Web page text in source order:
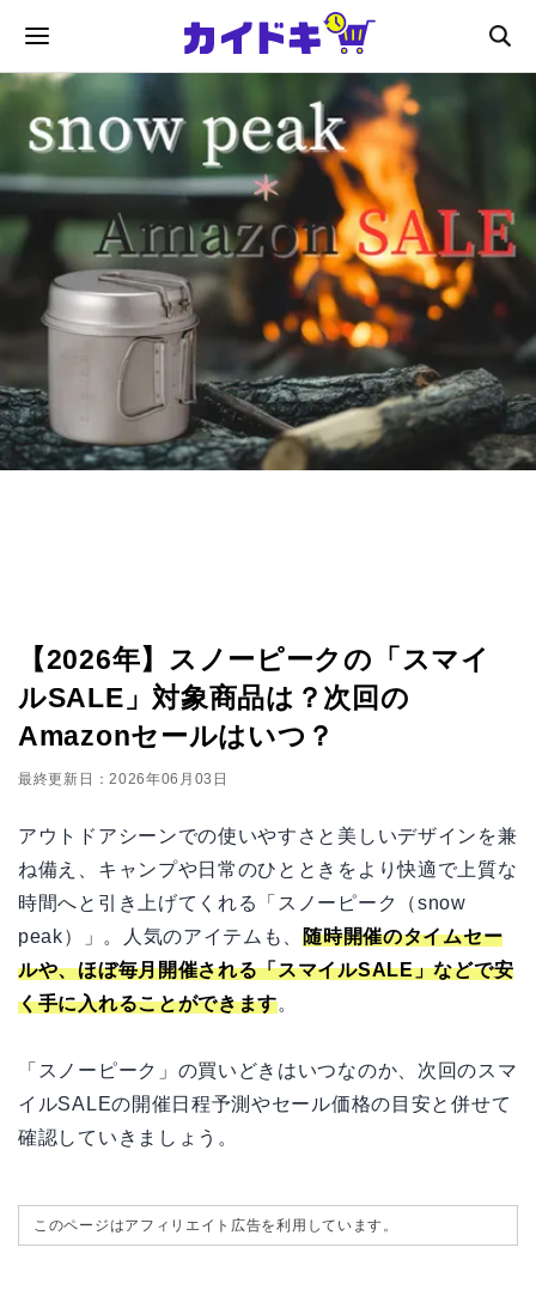
【2026年】スノーピークの「スマイ
ルSALE」対象商品は？次回の
Amazonセールはいつ？
最終更新日：2026年06月03日
アウトドアシーンでの使いやすさと美しいデザインを兼
ね備え、キャンプや日常のひとときをより快適で上質な
時間へと引き上げてくれる「スノーピーク（snow
peak）」。人気のアイテムも、随時開催のタイムセー
ルや、ほぼ毎月開催される「スマイルSALE」などで安
く手に入れることができます。
「スノーピーク」の買いどきはいつなのか、次回のスマ
イルSALEの開催日程予測やセール価格の目安と併せて
確認していきましょう。
このページはアフィリエイト広告を利用しています。